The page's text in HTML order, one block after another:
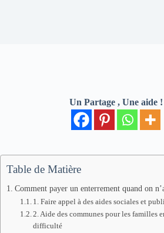
Un Partage , Une aide !
Table de Matière
Comment payer un enterrement quand on
1. Faire appel à des aides sociales et
2. Aide des communes pour les familles
difficulté